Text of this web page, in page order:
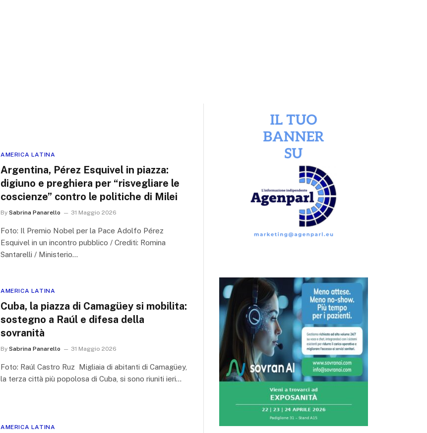
AMERICA LATINA
Argentina, Pérez Esquivel in piazza:
digiuno e preghiera per “risvegliare le
coscienze” contro le politiche di Milei
By Sabrina Panarello 31 Maggio 2026
Foto: Il Premio Nobel per la Pace Adolfo Pérez
Esquivel in un incontro pubblico / Crediti: Romina
Santarelli / Ministerio…
AMERICA LATINA
Cuba, la piazza di Camagüey si mobilita:
sostegno a Raúl e difesa della
sovranità
By Sabrina Panarello 31 Maggio 2026
Foto: Raúl Castro Ruz Migliaia di abitanti di Camagüey,
la terza città più popolosa di Cuba, si sono riuniti ieri…
AMERICA LATINA